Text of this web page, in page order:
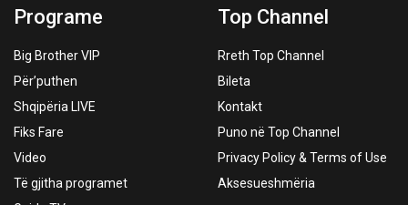
Programe
Big Brother VIP
Për’puthen
Shqipëria LIVE
Fiks Fare
Video
Të gjitha programet
Top Channel
Rreth Top Channel
Bileta
Kontakt
Puno në Top Channel
Privacy Policy & Terms of Use
Aksesueshmëria